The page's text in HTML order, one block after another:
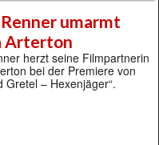
umarmt
Arterton
herzt seine Filmpartnerin
bei der Premiere von
Gretel – Hexenjäger“.